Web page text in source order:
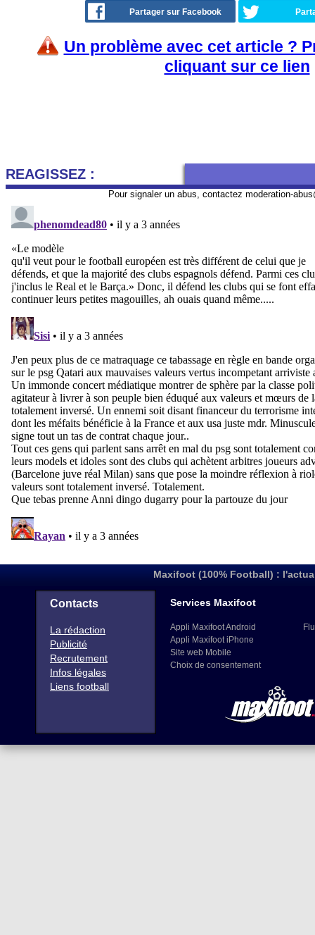
Partager sur Facebook
Un problème avec cet article ?
cliquant sur ce lien
REAGISSEZ :
Pour signaler un abus, contactez moderation-
Maxifoot (100% Football) :
Contacts
La rédaction
Publicité
Recrutement
Infos légales
Liens football
Services Maxifoot
Appli Maxifoot Android
Appli Maxifoot iPhone
Site web Mobile
Choix de consentement